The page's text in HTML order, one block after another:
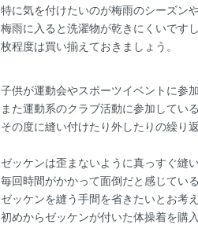
特に気を付けたいのが梅雨のシーズン
梅雨に入ると洗濯物が乾きにくいです
枚程度は買い揃えておきましょう。
子供が運動会やスポーツイベントに参
また運動系のクラブ活動に参加してい
その度に縫い付けたり外したりの繰り
ゼッケンは歪まないように真っすぐ縫
毎回時間がかかって面倒だと感じてい
ゼッケンを縫う手間を省きたいとお考え
初めからゼッケンが付いた体操着を購